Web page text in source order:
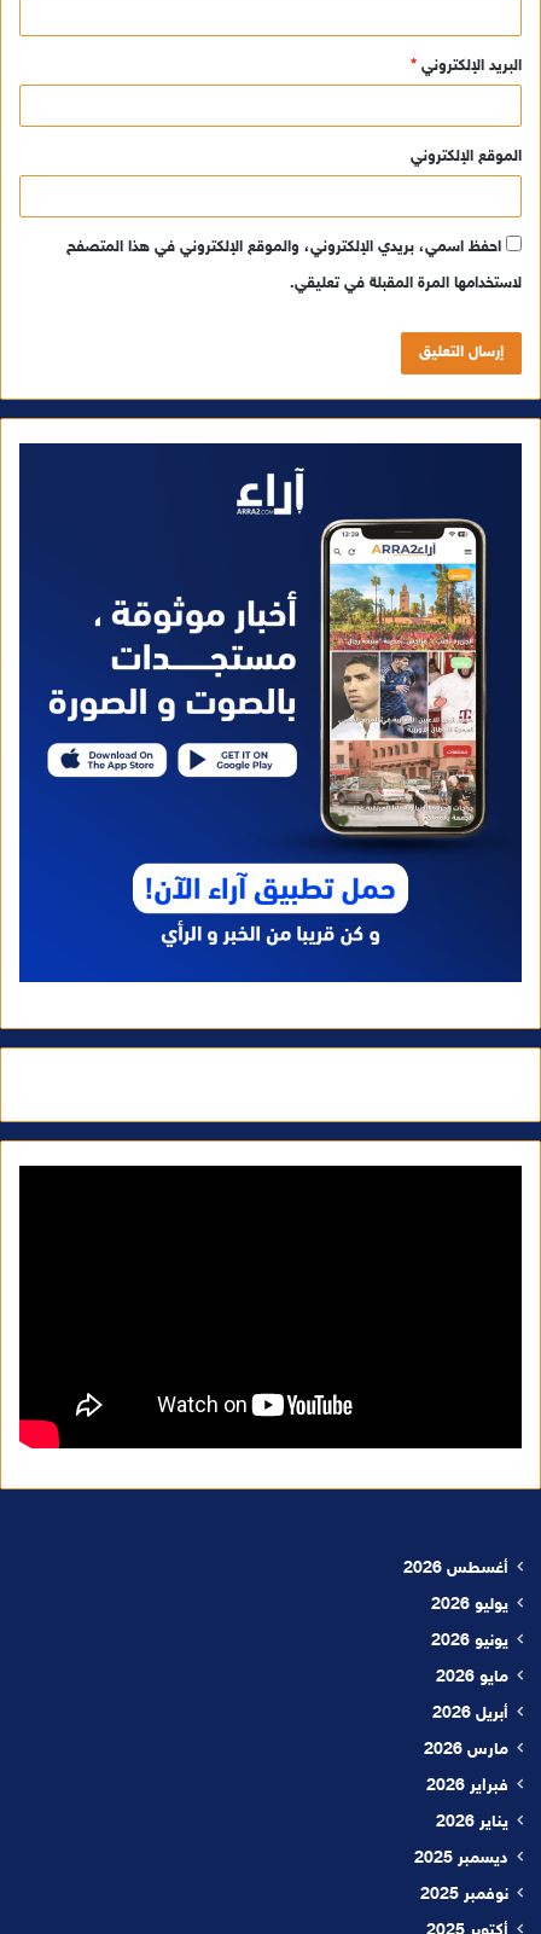
البريد الإلكتروني *
الموقع الإلكتروني
احفظ اسمي، بريدي الإلكتروني، والموقع الإلكتروني في هذا المتصفح
لاستخدامها المرة المقبلة في تعليقي.
أغسطس 2026
يوليو 2026
يونيو 2026
مايو 2026
أبريل 2026
مارس 2026
فبراير 2026
يناير 2026
ديسمبر 2025
نوفمبر 2025